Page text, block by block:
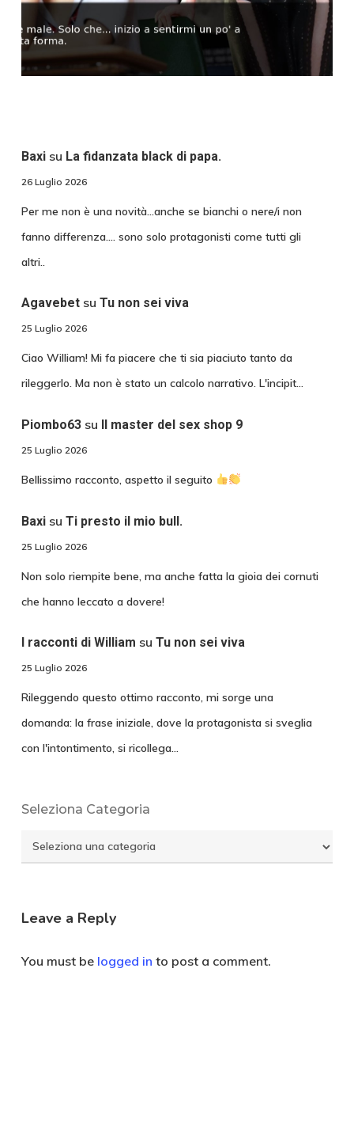
Baxisu La fidanzata black di papa.
26 Luglio 2026
Per me non è una novità...anche se bianchi o nere/i non
fanno differenza.... sono solo protagonisti come tutti gli
altri..
Agavebetsu Tu non sei viva
25 Luglio 2026
Ciao William! Mi fa piacere che ti sia piaciuto tanto da
rileggerlo. Ma non è stato un calcolo narrativo. L'incipit…
Piombo63su Il master del sex shop 9
25 Luglio 2026
Bellissimo racconto, aspetto il seguito
Baxisu Ti presto il mio bull.
25 Luglio 2026
Non solo riempite bene, ma anche fatta la gioia dei cornuti
che hanno leccato a dovere!
I racconti di William su Tu non sei viva
25 Luglio 2026
Rileggendo questo ottimo racconto, mi sorge una
domanda: la frase iniziale, dove la protagonista si sveglia
con l'intontimento, si ricollega…
Seleziona Categoria
Seleziona
Categoria
Leave a Reply
You must be logged in to post a comment.